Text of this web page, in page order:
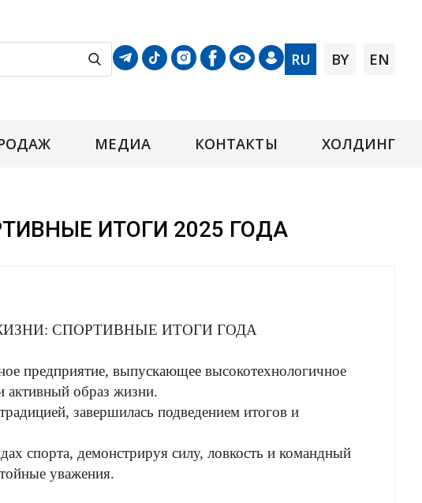
RU BY EN
МЕДИА КОНТАКТЫ ХОЛДИНГ
ИТОГИ 2025 ГОДА
СПОРТИВНЫЕ ИТОГИ ГОДА
предприятие, выпускающее высокотехнологичное
активный образ жизни.
завершилась подведением итогов и
спорта, демонстрируя силу, ловкость и командный
уважения.